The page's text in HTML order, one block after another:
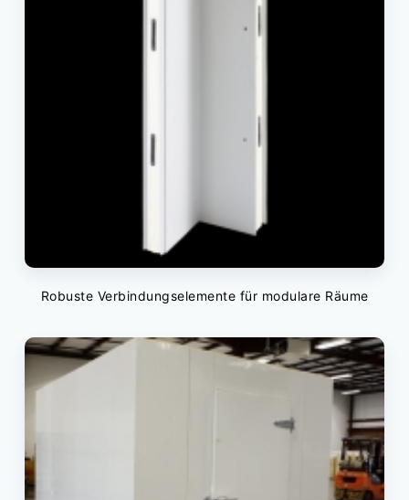
Robuste Verbindungselemente für modulare Räume